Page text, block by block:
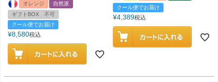
オレンジ
自然派
ギフトBOX 不可
クール便でお届け
¥8,580税込
クール便でお届け
¥4,389税込